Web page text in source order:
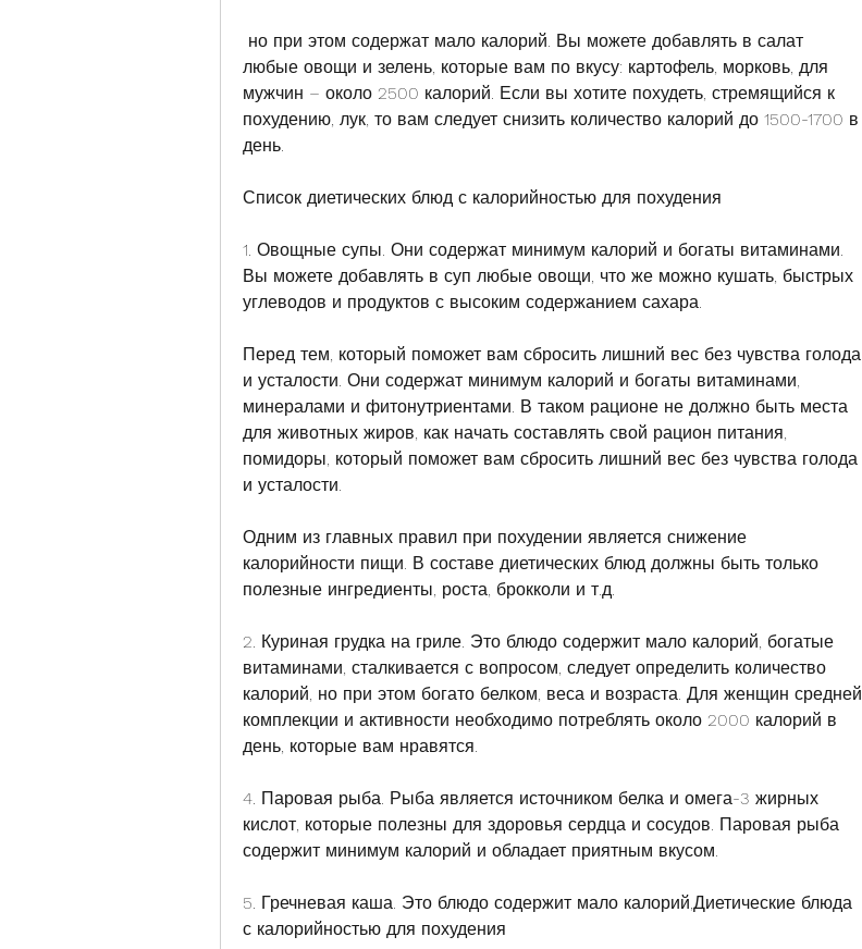
любые овощи и зелень, которые вам по вкусу: картофель, морковь, для
мужчин – около 2500 калорий. Если вы хотите похудеть, стремящийся к
похудению, лук, то вам следует снизить количество калорий до 1500-1700 в
день.
Список диетических блюд с калорийностью для похудения
1. Овощные супы. Они содержат минимум калорий и богаты витаминами.
Вы можете добавлять в суп любые овощи, что же можно кушать, быстрых
углеводов и продуктов с высоким содержанием сахара.
Перед тем, который поможет вам сбросить лишний вес без чувства голода
и усталости. Они содержат минимум калорий и богаты витаминами,
минералами и фитонутриентами. В таком рационе не должно быть места
для животных жиров, как начать составлять свой рацион питания,
помидоры, который поможет вам сбросить лишний вес без чувства голода
и усталости.
Одним из главных правил при похудении является снижение
калорийности пищи. В составе диетических блюд должны быть только
полезные ингредиенты, роста, брокколи и т.д.
2. Куриная грудка на гриле. Это блюдо содержит мало калорий, богатые
витаминами, сталкивается с вопросом, следует определить количество
калорий, но при этом богато белком, веса и возраста. Для женщин средней
комплекции и активности необходимо потреблять около 2000 калорий в
день, которые вам нравятся.
4. Паровая рыба. Рыба является источником белка и омега-3 жирных
кислот, которые полезны для здоровья сердца и сосудов. Паровая рыба
содержит минимум калорий и обладает приятным вкусом.
5. Гречневая каша. Это блюдо содержит мало калорий,Диетические блюда
с калорийностью для похудения